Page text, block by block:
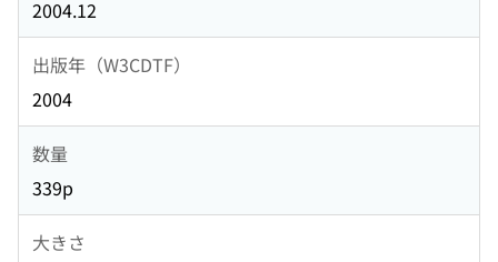
2004.12
出版年（W3CDTF）
2004
数量
339p
大きさ